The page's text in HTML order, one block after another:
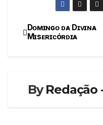
Navegação
Dᴏᴍɪɴɢᴏ ᴅᴀ Dɪᴠɪɴᴀ
Mɪsᴇʀɪᴄóʀᴅɪᴀ
ByRedação